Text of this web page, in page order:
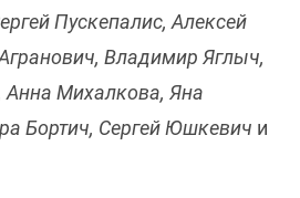
Пускепалис, Алексей
Владимир Яглыч,
Анна Михалкова, Яна
Бортич, Сергей Юшкевич и